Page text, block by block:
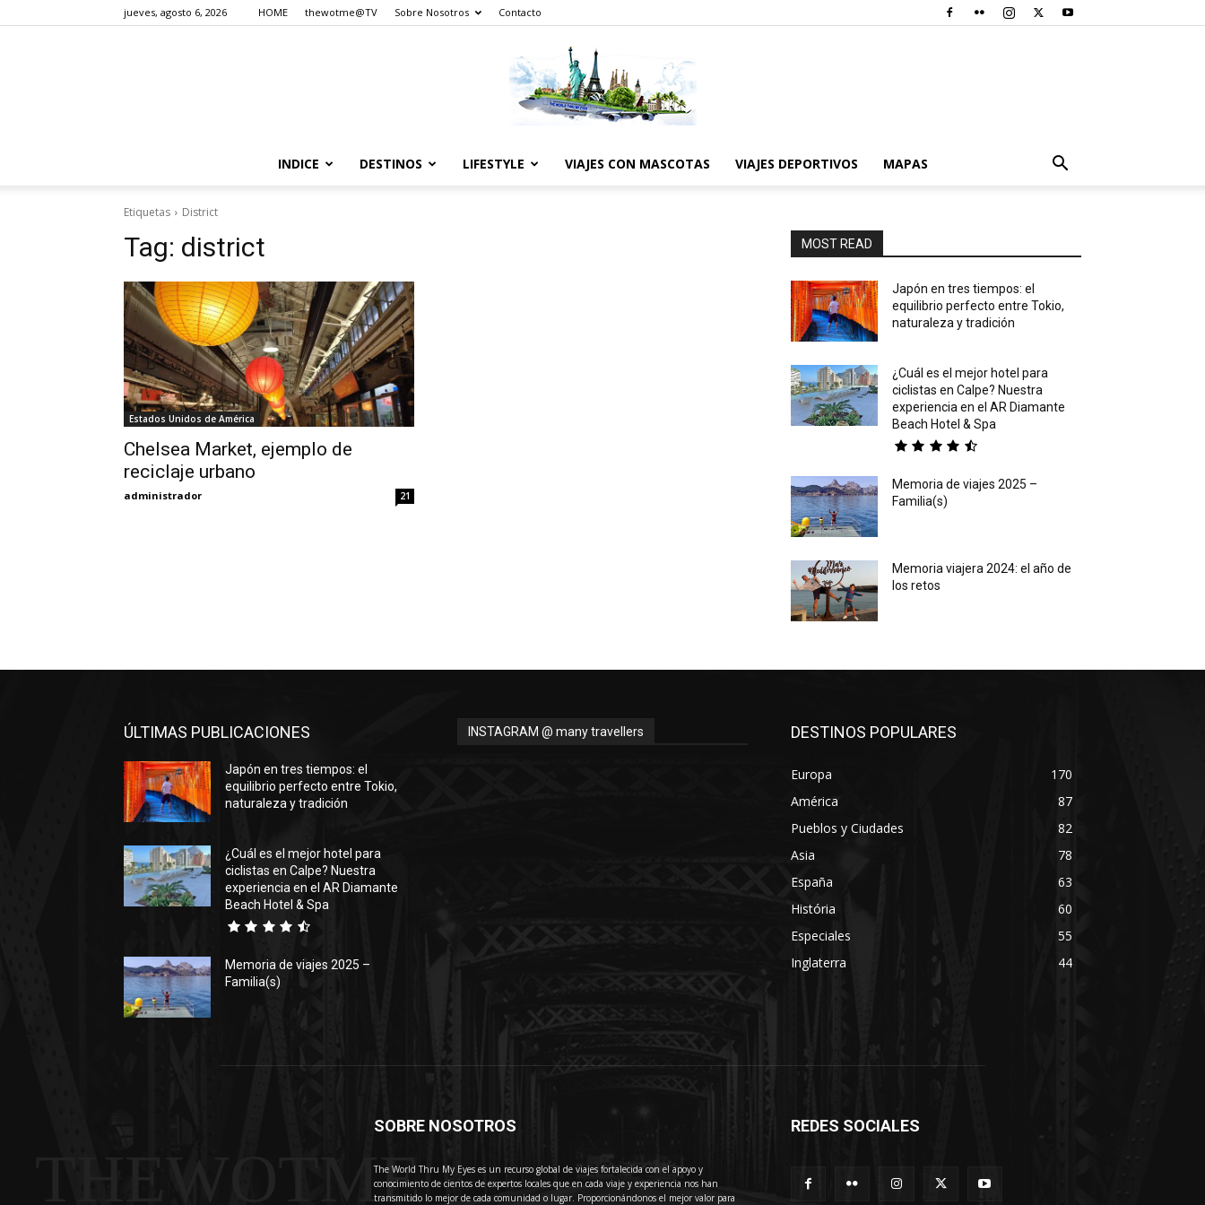
jueves, agosto 6, 2026 HOME thewotme@TV Sobre Nosotros Contacto
INDICE DESTINOS LIFESTYLE VIAJES CON MASCOTAS VIAJES DEPORTIVOS MAPAS
Etiquetas District
Tag: district
Estados Unidos de América
Chelsea Market, ejemplo de
reciclaje urbano
administrador 21
MOST READ
Japón en tres tiempos: el
equilibrio perfecto entre Tokio,
naturaleza y tradición
¿Cuál es el mejor hotel para
ciclistas en Calpe? Nuestra
experiencia en el AR Diamante
Beach Hotel & Spa
Memoria de viajes 2025 –
Familia(s)
Memoria viajera 2024: el año de
los retos
ÚLTIMAS PUBLICACIONES
Japón en tres tiempos: el
equilibrio perfecto entre Tokio,
naturaleza y tradición
¿Cuál es el mejor hotel para
ciclistas en Calpe? Nuestra
experiencia en el AR Diamante
Beach Hotel & Spa
Memoria de viajes 2025 –
Familia(s)
INSTAGRAM @ many travellers DESTINOS POPULARES
Europa
170
América
87
Pueblos y Ciudades
82
Asia
78
España
63
História
60
Especiales
55
Inglaterra
44
THEWOTME
SOBRE NOSOTROS
The World Thru My Eyes es un recurso global de viajes fortalecida con el apoyo y
conocimiento de cientos de expertos locales que en cada viaje y experiencia nos han
transmitido lo mejor de cada comunidad o lugar. Proporcionándonos el mejor valor para
REDES SOCIALES